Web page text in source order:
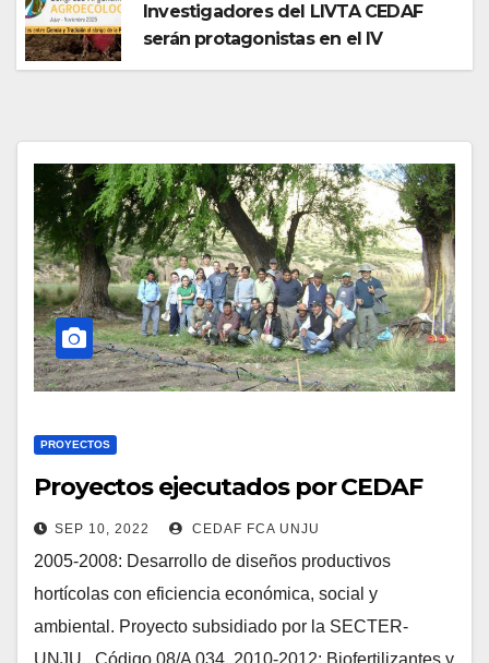
Investigadores del LIVTA CEDAF
serán protagonistas en el IV
Congreso Argentino de
PROYECTOS
Proyectos ejecutados por CEDAF
SEP 10, 2022 CEDAF FCA UNJU
2005-2008: Desarrollo de diseños productivos
hortícolas con eficiencia económica, social y
ambiental. Proyecto subsidiado por la SECTER-
UNJU.. Código 08/A 034. 2010-2012: Biofertilizantes y